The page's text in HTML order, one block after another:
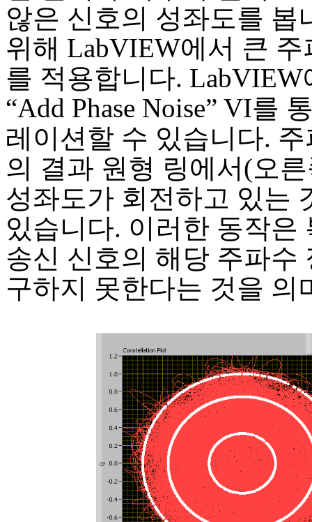
않은 신호의 성좌도를 봅
위해 LabVIEW에서 큰 주
를 적용합니다. LabVIEW
“Add Phase Noise” VI를
레이션할 수 있습니다.
의 결과 원형 링에서(오
성좌도가 회전하고 있는
있습니다. 이러한 동작은
송신 신호의 해당 주파수
구하지 못한다는 것을 의